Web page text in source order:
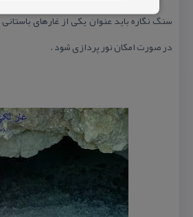
سنگ نگاره باید عنوان یكی از غارهای
در صورت امكان نور پردازی شود .